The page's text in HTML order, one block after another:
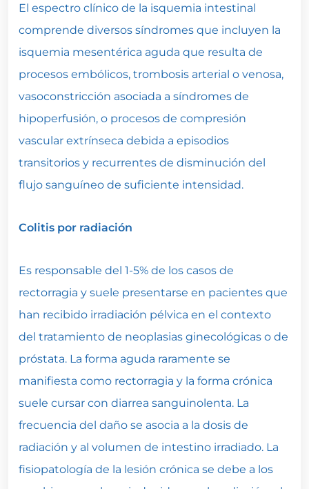
El espectro clínico de la isquemia intestinal
comprende diversos síndromes que incluyen la
isquemia mesentérica aguda que resulta de
procesos embólicos, trombosis arterial o venosa,
vasoconstricción asociada a síndromes de
hipoperfusión, o procesos de compresión
vascular extrínseca debida a episodios
transitorios y recurrentes de disminución del
flujo sanguíneo de suficiente intensidad.
Colitis por radiación
Es responsable del 1-5% de los casos de
rectorragia y suele presentarse en pacientes que
han recibido irradiación pélvica en el contexto
del tratamiento de neoplasias ginecológicas o de
próstata. La forma aguda raramente se
manifiesta como rectorragia y la forma crónica
suele cursar con diarrea sanguinolenta. La
frecuencia del daño se asocia a la dosis de
radiación y al volumen de intestino irradiado. La
fisiopatología de la lesión crónica se debe a los